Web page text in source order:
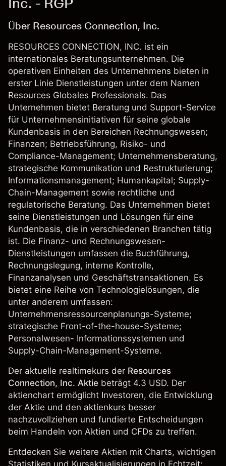
Über Resources Connection, Inc.
RESOURCES CONNECTION, INC. ist ein
internationales Beratungsunternehmen. Die
operativen Einheiten des Unternehmens bieten in
erster Linie Dienstleistungen unter dem Namen
Resources Globales Professionals. Das
Unternehmen bietet Beratung und Support-Service
für Unternehmensinitiativen für seine globale
Kundenbasis in den Bereichen Rechnungswesen;
Finanzen; Betriebsführung, Risiko- und
Compliance-Management; Unternehmensberatung,
strategische Kommunikation und Restrukturierung;
Informationsmanagement; Humankapital; Supply-
Chain-Management sowie rechtliche und
regulatorische Beratung. Das Unternehmen bietet
seine Dienstleistungen und Lösungen für eine
Kundenbasis, die in verschiedenen Branchen tätig
ist. Die Finanz- und Rechnungswesen-
Dienstleistungen umfassen die Buchführung,
Rechnungslegung, interne Kontrolle,
Finanzanalysen und Geschäftstransaktionen. Es
bietet eine Reihe von Technologielösungen, die
unter anderem umfassen:
Unternehmensressourcenplanungs-Systeme;
strategische Front-of-the-house-Systeme;
Personalwesen- Informationssystemen und
Supply-Chain-Management-Systeme.
Der aktuelle realtimekurs der Resources
Connection, Inc. Aktie beträgt 4.3 USD. Der
aktienchart ermöglicht Investoren, die Entwicklung
der Aktie und den aktienkurs besser
nachzuvollziehen und fundierte Entscheidungen
beim Handeln von Aktien und CFDs zu treffen.
Entdecken Sie weitere Aktien mit Charts, wichtigen
Statistiken und Kursaktualisierungen in Echtzeit: